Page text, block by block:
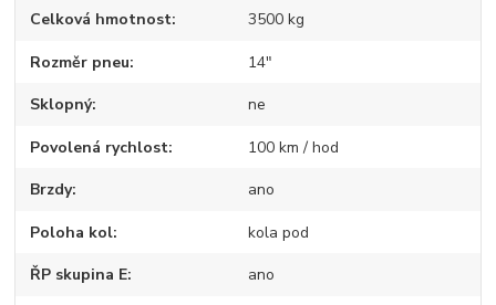
Celková hmotnost 3500 kg
Rozměr pneu 14"
Sklopný ne
Povolená rychlost 100 km / hod
Brzdy ano
Poloha kol kola pod
ŘP skupina E ano